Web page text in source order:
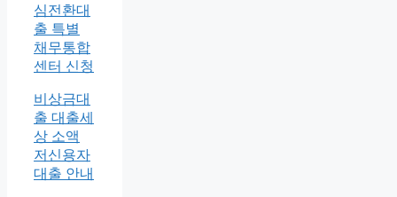
심전환대
출 특별
채무통합
센터 신청
비상금대
출 대출세
상 소액
저신용자
대출 안내